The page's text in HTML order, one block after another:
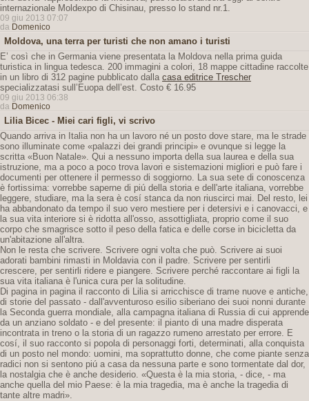
internazionale Moldexpo di Chisinau, presso lo stand nr.1.
09 giu 2013 07:07
da Domenico
Moldova, una terra per turisti che non amano i turisti
E’ così che in Germania viene presentata la Moldova nella prima guida
turistica in lingua tedesca. 200 immagini a colori, 18 mappe cittadine raccolte
in un libro di 312 pagine pubblicato dalla casa editrice Trescher
specializzatasi sull’Euopa dell’est. Costo € 16.95
09 giu 2013 06:38
da Domenico
Lilia Bicec - Miei cari figli, vi scrivo
Quando arriva in Italia non ha un lavoro né un posto dove stare, ma le strade
sono illuminate come «palazzi dei grandi principi» e ovunque si legge la
scritta «Buon Natale». Qui a nessuno importa della sua laurea e della sua
istruzione, ma a poco a poco trova lavori e sistemazioni migliori e può fare i
documenti per ottenere il permesso di soggiorno. La sua sete di conoscenza
è fortissima: vorrebbe saperne di piú della storia e dell'arte italiana, vorrebbe
leggere, studiare, ma la sera è cosí stanca da non riuscirci mai. Del resto, lei
ha abbandonato da tempo il suo vero mestiere per i detersivi e i canovacci, e
la sua vita interiore si è ridotta all'osso, assottigliata, proprio come il suo
corpo che smagrisce sotto il peso della fatica e delle corse in bicicletta da
un'abitazione all'altra.
Non le resta che scrivere. Scrivere ogni volta che può. Scrivere ai suoi
adorati bambini rimasti in Moldavia con il padre. Scrivere per sentirli
crescere, per sentirli ridere e piangere. Scrivere perché raccontare ai figli la
sua vita italiana è l'unica cura per la solitudine.
Di pagina in pagina il racconto di Lilia si arricchisce di trame nuove e antiche,
di storie del passato - dall'avventuroso esilio siberiano dei suoi nonni durante
la Seconda guerra mondiale, alla campagna italiana di Russia di cui apprende
da un anziano soldato - e del presente: il pianto di una madre disperata
incontrata in treno o la storia di un ragazzo rumeno arrestato per errore. E
cosí, il suo racconto si popola di personaggi forti, determinati, alla conquista
di un posto nel mondo: uomini, ma soprattutto donne, che come piante senza
radici non si sentono piú a casa da nessuna parte e sono tormentate dal dor,
la nostalgia che è anche desiderio. «Questa è la mia storia, - dice, - ma
anche quella del mio Paese: è la mia tragedia, ma è anche la tragedia di
tante altre madri».